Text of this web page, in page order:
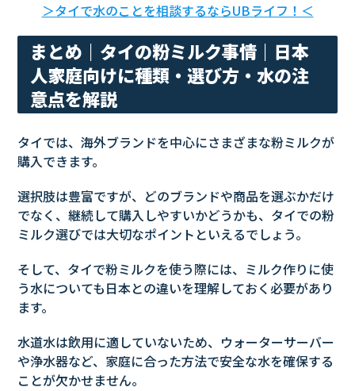
＞タイで水のことを相談するならUBライフ！＜
まとめ｜タイの粉ミルク事情｜日本
人家庭向けに種類・選び方・水の注
意点を解説
タイでは、海外ブランドを中心にさまざまな粉ミルクが
購入できます。
選択肢は豊富ですが、どのブランドや商品を選ぶかだけ
でなく、継続して購入しやすいかどうかも、タイでの粉
ミルク選びでは大切なポイントといえるでしょう。
そして、タイで粉ミルクを使う際には、ミルク作りに使
う水についても日本との違いを理解しておく必要があり
ます。
水道水は飲用に適していないため、ウォーターサーバー
や浄水器など、家庭に合った方法で安全な水を確保する
ことが欠かせません。